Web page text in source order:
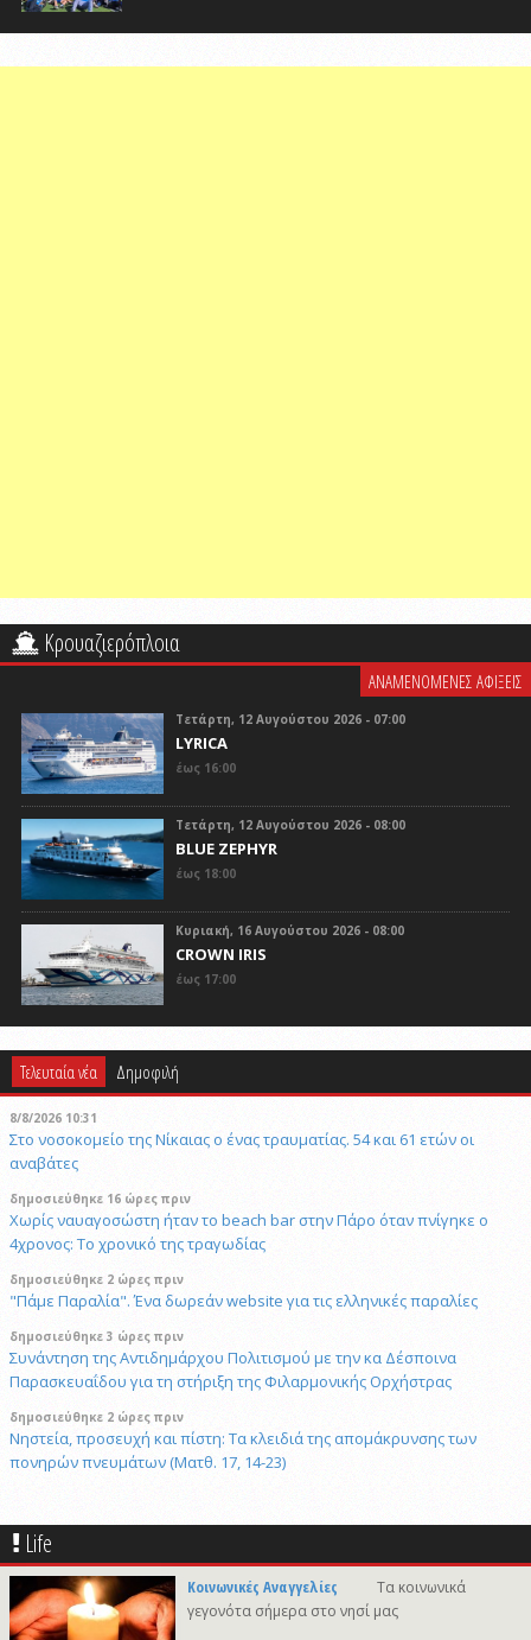
Κρουαζιερόπλοια
ΑΝΑΜΕΝΟΜΕΝΕΣ ΑΦΙΞΕΙΣ
Τετάρτη, 12 Αυγούστου 2026 - 07:00
LYRICA
έως 16:00
Τετάρτη, 12 Αυγούστου 2026 - 08:00
BLUE ZEPHYR
έως 18:00
Κυριακή, 16 Αυγούστου 2026 - 08:00
CROWN IRIS
έως 17:00
Τελευταία νέα Δημοφιλή
8/8/2026 10:31
Στο νοσοκομείο της Νίκαιας ο ένας τραυματίας. 54 και 61 ετών οι
αναβάτες
δημοσιεύθηκε 16 ώρες πριν
Χωρίς ναυαγοσώστη ήταν το beach bar στην Πάρο όταν πνίγηκε ο
4χρονος: Το χρονικό της τραγωδίας
δημοσιεύθηκε 2 ώρες πριν
"Πάμε Παραλία". Ένα δωρεάν website για τις ελληνικές παραλίες
δημοσιεύθηκε 3 ώρες πριν
Συνάντηση της Αντιδημάρχου Πολιτισμού με την κα Δέσποινα
Παρασκευαΐδου για τη στήριξη της Φιλαρμονικής Ορχήστρας
δημοσιεύθηκε 2 ώρες πριν
Νηστεία, προσευχή και πίστη: Τα κλειδιά της απομάκρυνσης των
πονηρών πνευμάτων (Ματθ. 17, 14-23)
στη Σύρο
δημοσιεύθηκε 2 ώρες πριν
Νάξος: Το μοναδικό νησί των Κυκλάδων χωρίς προστασία από τις
ανεμογεννήτριες — Γιατί;
Life
Κοινωνικές Αναγγελίες
Τα κοινωνικά
γεγονότα σήμερα στο νησί μας